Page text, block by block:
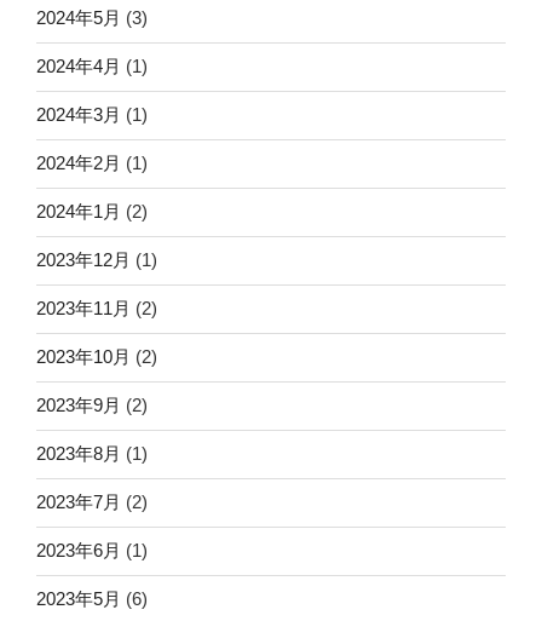
2024年5月 (3)
2024年4月 (1)
2024年3月 (1)
2024年2月 (1)
2024年1月 (2)
2023年12月 (1)
2023年11月 (2)
2023年10月 (2)
2023年9月 (2)
2023年8月 (1)
2023年7月 (2)
2023年6月 (1)
2023年5月 (6)